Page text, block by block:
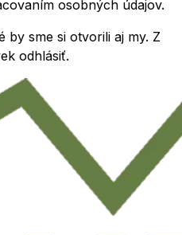
osobných údajov.
by sme si otvorili aj my. Z
odhlásiť.